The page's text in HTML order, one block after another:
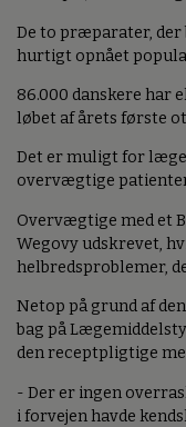
De to præparater, der
hurtigt opnået
86.000 danskere har
løbet af årets første
Det er muligt for
overvægtige
Overvægtige med et
Wegovy udskrevet,
helbredsproblemer,
Netop på grund af
bag på
den receptpligtige
- Der er ingen
i forvejen havde